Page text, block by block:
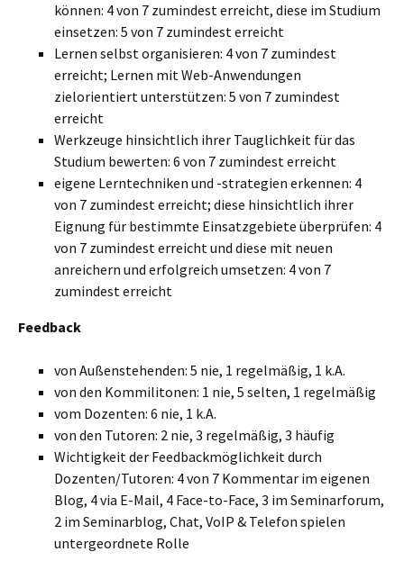
können: 4 von 7 zumindest erreicht, diese im Studium
einsetzen: 5 von 7 zumindest erreicht
Lernen selbst organisieren: 4 von 7 zumindest
erreicht; Lernen mit Web-Anwendungen
zielorientiert unterstützen: 5 von 7 zumindest
erreicht
Werkzeuge hinsichtlich ihrer Tauglichkeit für das
Studium bewerten: 6 von 7 zumindest erreicht
eigene Lerntechniken und -strategien erkennen: 4
von 7 zumindest erreicht; diese hinsichtlich ihrer
Eignung für bestimmte Einsatzgebiete überprüfen: 4
von 7 zumindest erreicht und diese mit neuen
anreichern und erfolgreich umsetzen: 4 von 7
zumindest erreicht
Feedback
von Außenstehenden: 5 nie, 1 regelmäßig, 1 k.A.
von den Kommilitonen: 1 nie, 5 selten, 1 regelmäßig
vom Dozenten: 6 nie, 1 k.A.
von den Tutoren: 2 nie, 3 regelmäßig, 3 häufig
Wichtigkeit der Feedbackmöglichkeit durch
Dozenten/Tutoren: 4 von 7 Kommentar im eigenen
Blog, 4 via E-Mail, 4 Face-to-Face, 3 im Seminarforum,
2 im Seminarblog, Chat, VoIP & Telefon spielen
untergeordnete Rolle